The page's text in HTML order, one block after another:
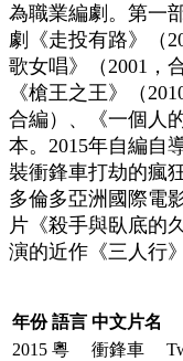
為職業編劇。第一
劇《走投有路》（
歌女唱》（2001，
《槍王之王》（
合編）、《一個人
本。2015年自編自
裝衝鋒車打劫的瘋
多倫多亞洲國際電
片《殺手與臥底的
演的近作《三人行
年份 語言 中文片名
2015 粵 衝鋒車